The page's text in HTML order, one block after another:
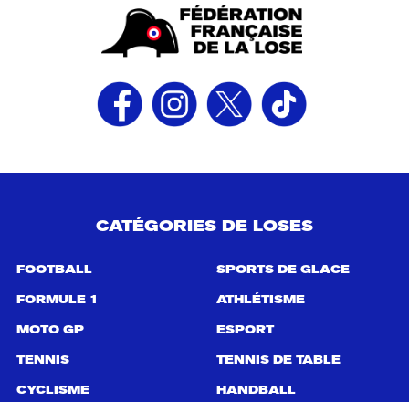
CATÉGORIES DE LOSES
FOOTBALL
FORMULE 1
MOTO GP
TENNIS
CYCLISME
SPORTS DE GLACE
ATHLÉTISME
ESPORT
TENNIS DE TABLE
HANDBALL